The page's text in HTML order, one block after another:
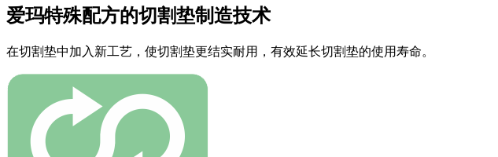
爱玛特殊配方的切割垫制造技术
在切割垫中加入新工艺，使切割垫更结实耐用，有效延长切割垫的使用寿命。